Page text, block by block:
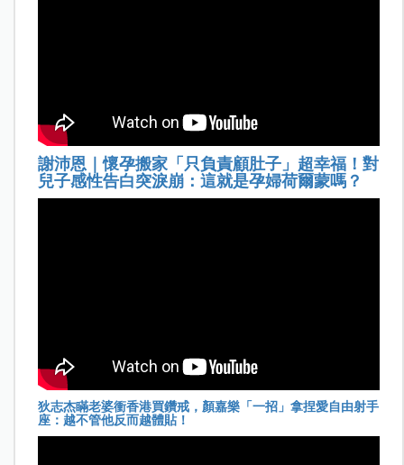
謝沛恩｜懷孕搬家「只負責顧肚子」超幸福！對
兒子感性告白突淚崩：這就是孕婦荷爾蒙嗎？
狄志杰瞞老婆衝香港買鑽戒，顏嘉樂「一招」拿捏愛自由射手
座：越不管他反而越體貼！